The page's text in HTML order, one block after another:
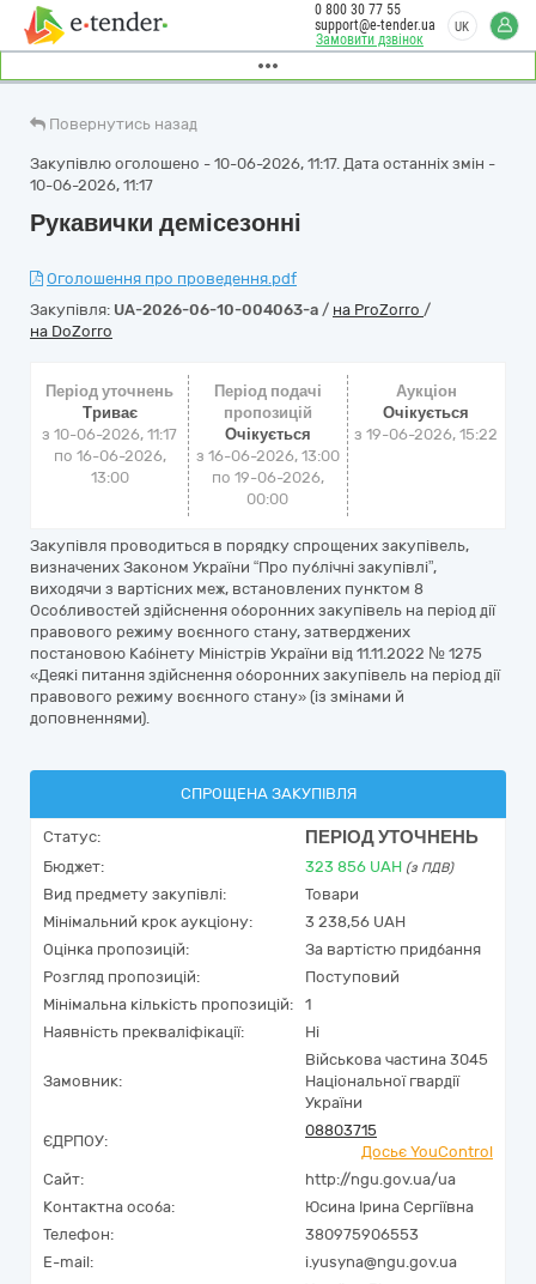
Замовити дзвінок
0 800 30 77 55
support@e-tender.ua
UK
Повернутись назад
Закупівлю оголошено - 10-06-2026, 11:17. Дата останніх змін -
10-06-2026, 11:17
Рукавички демісезонні
Оголошення про проведення.pdf
Закупівля: UA-2026-06-10-004063-a / на ProZorro /
на DoZorro
Період уточнень
Триває
з 10-06-2026, 11:17
по 16-06-2026,
13:00
Період подачі
пропозицій
Очікується
з 16-06-2026, 13:00
по 19-06-2026,
00:00
Аукціон
Очікується
з19-06-2026, 15:22
Закупівля проводиться в порядку спрощених закупівель,
визначених Законом України “Про публічні закупівлі”,
виходячи з вартісних меж, встановлених пунктом 8
Особливостей здійснення оборонних закупівель на період дії
правового режиму воєнного стану, затверджених
постановою Кабінету Міністрів України від 11.11.2022 № 1275
«Деякі питання здійснення оборонних закупівель на період дії
правового режиму воєнного стану» (із змінами й
доповненнями).
СПРОЩЕНА ЗАКУПІВЛЯ
Статус: ПЕРІОД УТОЧНЕНЬ
Бюджет: 323 856 UAH (з ПДВ)
Вид предмету закупівлі:
Товари
Мінімальний крок аукціону:
3 238,56 UAH
Оцінка пропозицій:
За вартістю придбання
Розгляд пропозицій:
Поступовий
Мінімальна кількість пропозицій:
1
Наявність прекваліфікації:
Ні
Замовник:
Військова частина 3045
Національної гвардії
України
ЄДРПОУ:
08803715
Досьє YouControl
Сайт:
http://ngu.gov.ua/ua
Контактна особа:
Юсина Ірина Сергіївна
Телефон:
380975906553
E-mail:
i.yusyna@ngu.gov.ua